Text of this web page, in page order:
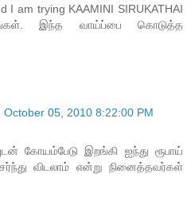
I am trying KAAMINI SIRUKATHAI
இந்த வாய்ப்பை கொடுத்த
October 05, 2010 8:22:00 PM
கோயம்பேடு இறங்கி ஐந்து ரூபாய்
விடலாம் என்று நினைத்தவர்கள்